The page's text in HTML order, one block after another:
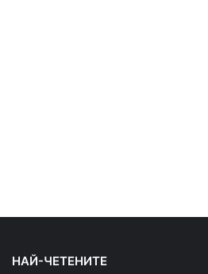
НАЙ-ЧЕТЕНИТЕ